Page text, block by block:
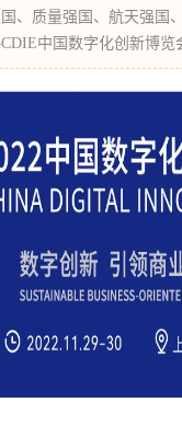
、质量强国、航天强国
中国数字化创新博览